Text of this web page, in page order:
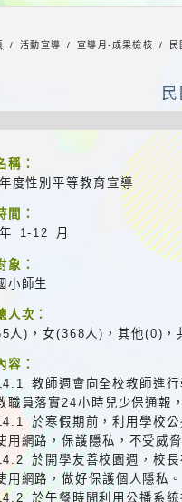
/ 活動宣導 / 宣導月-成果檢核 /
稱：
度性別平等教育宣導
間：
1-12 月
象：
小師生
人次：
人)，女(368人)，其他(0)，
容：
教師週會向全校教師進行
職員落實24小時兒少保通報
於寒假期前，利用學校公
用網路，保護隱私，不受威
於開學友善校園週，校長
用網路，做好保護個人隱私。
於午餐時間利用公播系統